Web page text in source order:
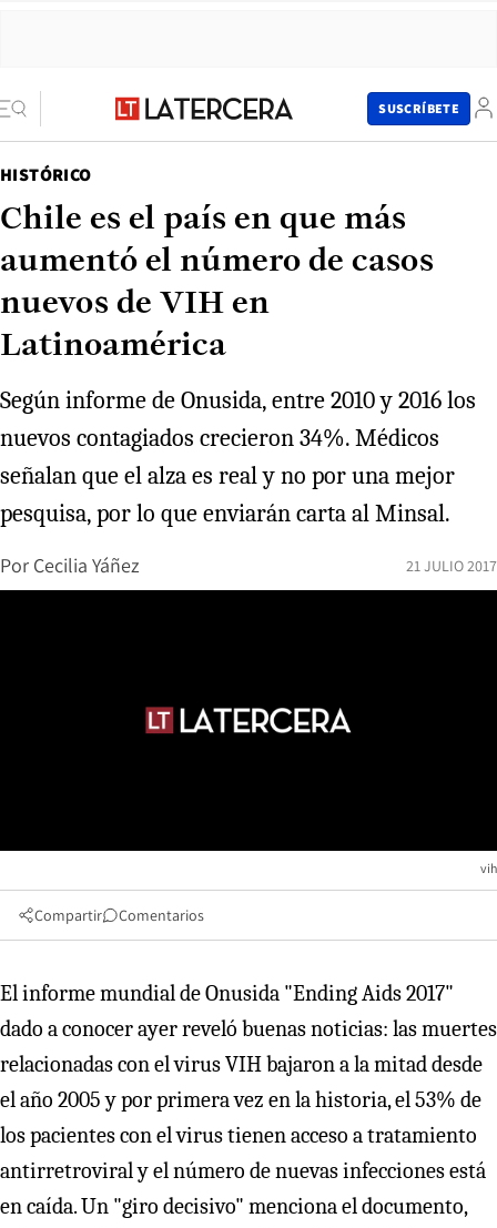
SUSCRÍBETE
HISTÓRICO
Chile es el país en que más
aumentó el número de casos
nuevos de VIH en
Latinoamérica
Según informe de Onusida, entre 2010 y 2016 los
nuevos contagiados crecieron 34%. Médicos
señalan que el alza es real y no por una mejor
pesquisa, por lo que enviarán carta al Minsal.
Por Cecilia Yáñez 21 JULIO 2017
vih
Compartir Comentarios
El informe mundial de Onusida "Ending Aids 2017"
dado a conocer ayer reveló buenas noticias: las muertes
relacionadas con el virus VIH bajaron a la mitad desde
el año 2005 y por primera vez en la historia, el 53% de
los pacientes con el virus tienen acceso a tratamiento
antirretroviral y el número de nuevas infecciones está
en caída. Un "giro decisivo" menciona el documento,